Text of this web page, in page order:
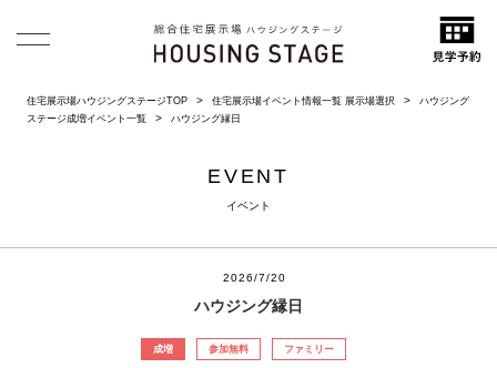
住宅展示場ハウジングステージTOP 住宅展示場イベント情報一覧 展示場選択
ハウジング
ステージ成増イベント一覧
ハウジング縁日
EVENT
イベント
2026/7/20
ハウジング縁日
成増 参加無料 ファミリー